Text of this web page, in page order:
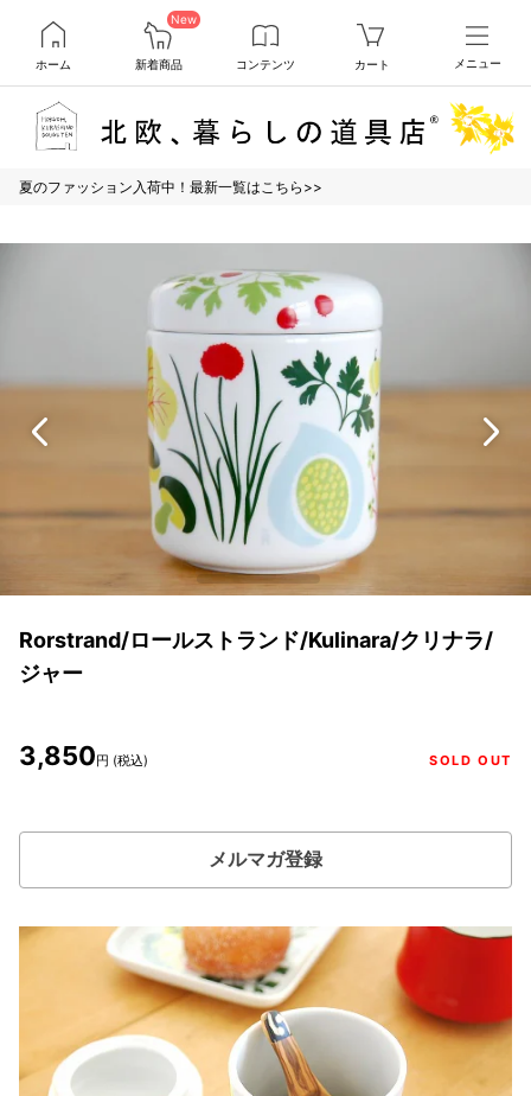
ホーム
New
新着商品 コンテンツ カート メニュー
夏のファッション入荷中！最新一覧はこちら>>
Rorstrand/ロールストランド/Kulinara/クリナラ/
ジャー
3,850円 (税込) SOLD OUT
メルマガ登録